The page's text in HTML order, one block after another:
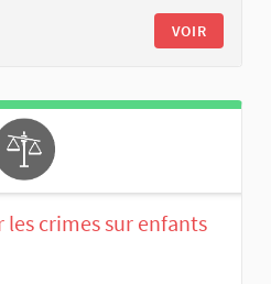
VOIR
crimes sur enfants